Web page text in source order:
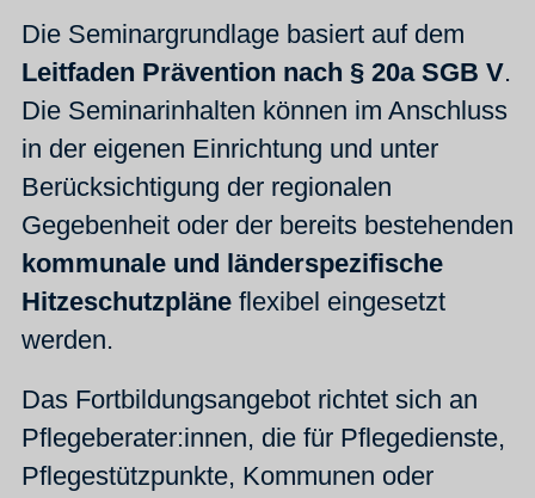
Die Seminargrundlage basiert auf dem
Leitfaden Prävention nach § 20a SGB V.
Die Seminarinhalten können im Anschluss
in der eigenen Einrichtung und unter
Berücksichtigung der regionalen
Gegebenheit oder der bereits bestehenden
kommunale und länderspezifische
Hitzeschutzpläne flexibel eingesetzt
werden.
Das Fortbildungsangebot richtet sich an
Pflegeberater:innen, die für Pflegedienste,
Pflegestützpunkte, Kommunen oder